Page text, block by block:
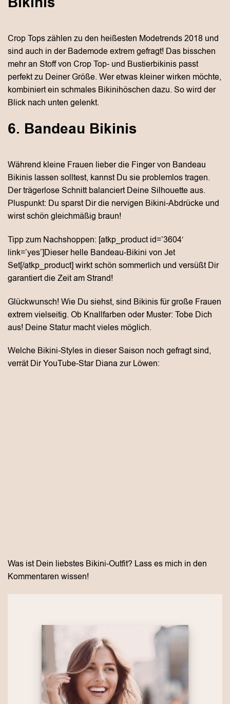
Crop Tops zählen zu den heißesten Modetrends 2018 und
sind auch in der Bademode extrem gefragt! Das bisschen
mehr an Stoff von Crop Top- und Bustierbikinis passt
perfekt zu Deiner Größe. Wer etwas kleiner wirken möchte,
kombiniert ein schmales Bikinihöschen dazu. So wird der
Blick nach unten gelenkt.
6. Bandeau Bikinis
Während kleine Frauen lieber die Finger von Bandeau
Bikinis lassen solltest, kannst Du sie problemlos tragen.
Der trägerlose Schnitt balanciert Deine Silhouette aus.
Pluspunkt: Du sparst Dir die nervigen Bikini-Abdrücke und
wirst schön gleichmäßig braun!
Tipp zum Nachshoppen: [atkp_product id=’3604′
link=’yes’]Dieser helle Bandeau-Bikini von Jet
Set[/atkp_product] wirkt schön sommerlich und versüßt Dir
garantiert die Zeit am Strand!
Glückwunsch! Wie Du siehst, sind Bikinis für große Frauen
extrem vielseitig. Ob Knallfarben oder Muster: Tobe Dich
aus! Deine Statur macht vieles möglich.
Welche Bikini-Styles in dieser Saison noch gefragt sind,
verrät Dir YouTube-Star Diana zur Löwen:
Was ist Dein liebstes Bikini-Outfit? Lass es mich in den
Kommentaren wissen!